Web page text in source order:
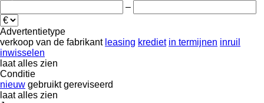
–
Advertentietype
verkoop van de fabrikant leasing krediet in termijnen inruil
inwisselen
laat alles zien
Conditie
nieuw gebruikt gereviseerd
laat alles zien